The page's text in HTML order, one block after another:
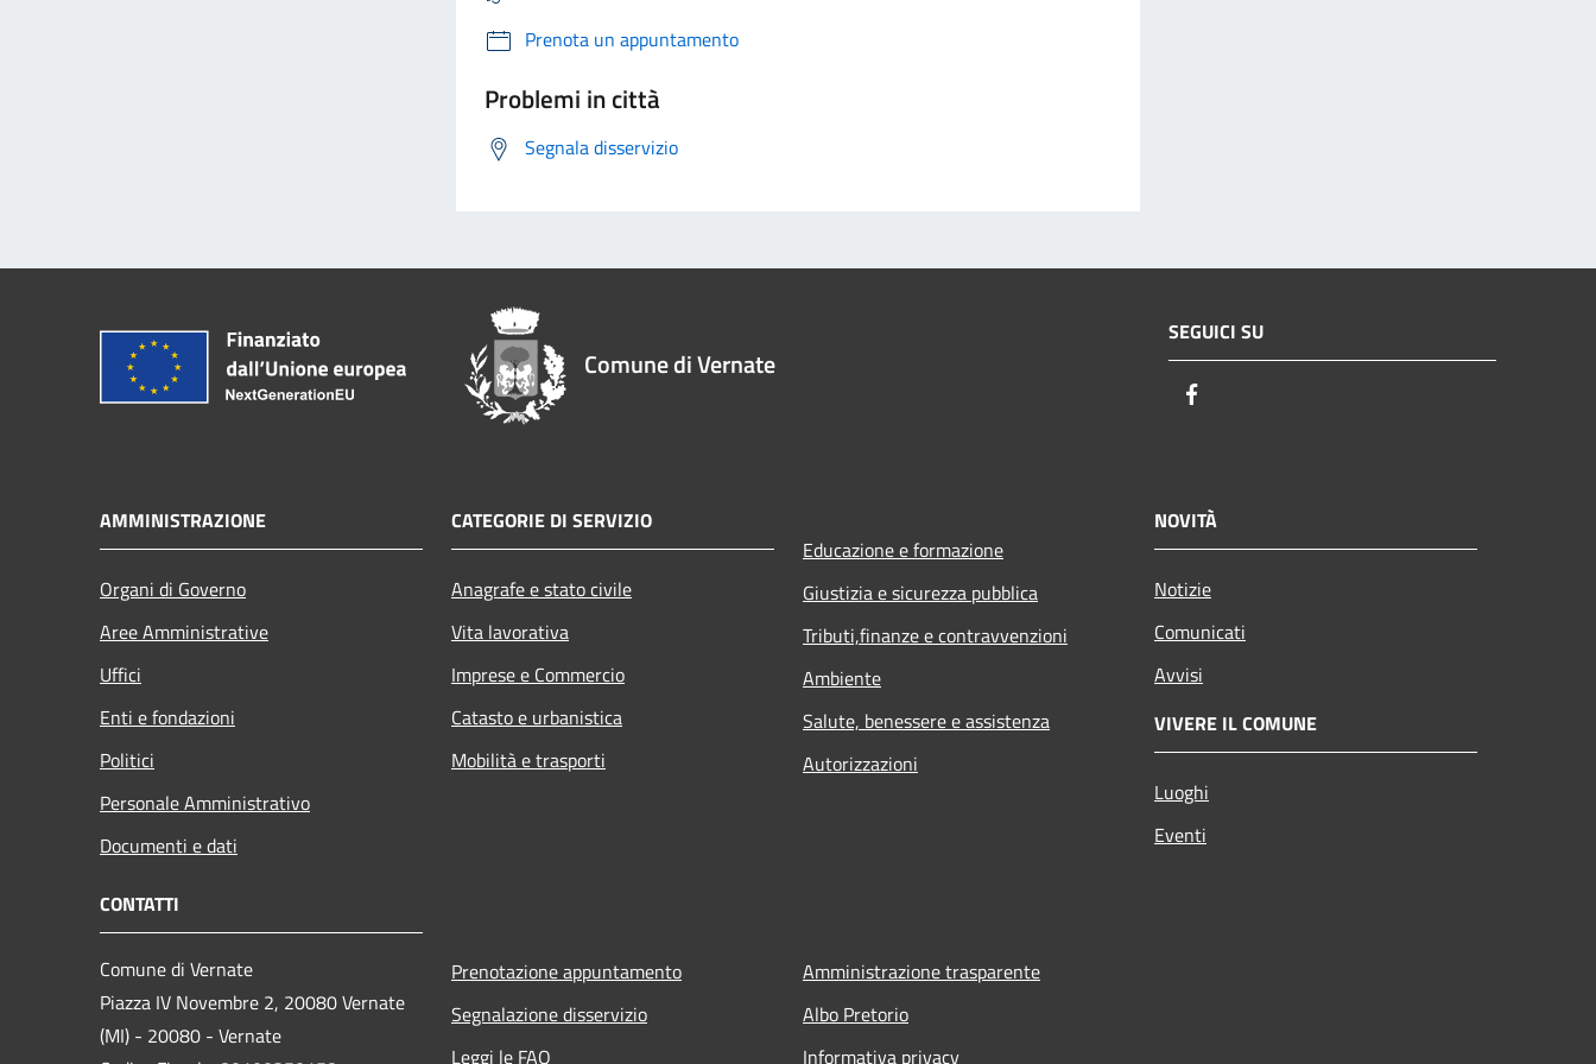
Prenota un appuntamento
Problemi in città
Segnala disservizio
Comune di Vernate
SEGUICI SU
AMMINISTRAZIONE
Organi di Governo
Aree Amministrative
Uffici
Enti e fondazioni
Politici
Personale Amministrativo
Documenti e dati
CATEGORIE DI SERVIZIO
Anagrafe e stato civile
Vita lavorativa
Imprese e Commercio
Catasto e urbanistica
Mobilità e trasporti
Educazione e formazione
Giustizia e sicurezza pubblica
Tributi,finanze e contravvenzioni
Ambiente
Salute, benessere e assistenza
Autorizzazioni
NOVITÀ
Notizie
Comunicati
Avvisi
VIVERE IL COMUNE
Luoghi
Eventi
CONTATTI
Comune di Vernate
Piazza IV Novembre 2, 20080 Vernate
(MI) - 20080 - Vernate
Prenotazione appuntamento
Segnalazione disservizio
Leggi le FAQ
Amministrazione trasparente
Albo Pretorio
Informativa privacy